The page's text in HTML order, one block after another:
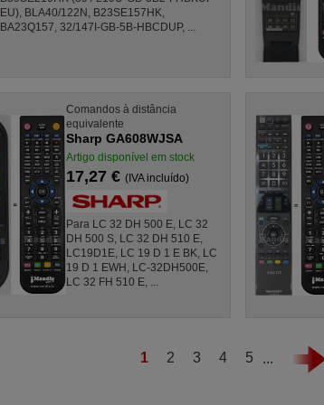
EU), BLA40/122N, B23SE157HK,
BA23Q157, 32/147I-GB-5B-HBCDUP, ...
Comandos à distância
equivalente
Sharp GA608WJSA
Artigo disponível em stock
17,27 €(IVA incluído)
Para LC 32 DH 500 E, LC 32
DH 500 S, LC 32 DH 510 E,
LC19D1E, LC 19 D 1 E BK, LC
19 D 1 EWH, LC-32DH500E,
LC 32 FH 510 E, ...
1 2 3 4 5